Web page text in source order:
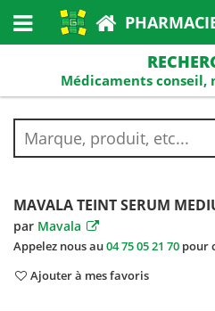
Médicaments conseil,
MAVALA TEINT SERUM
par Mavala
Appelez nous au04 75 05 21 70 pour
Ajouter à mes favoris